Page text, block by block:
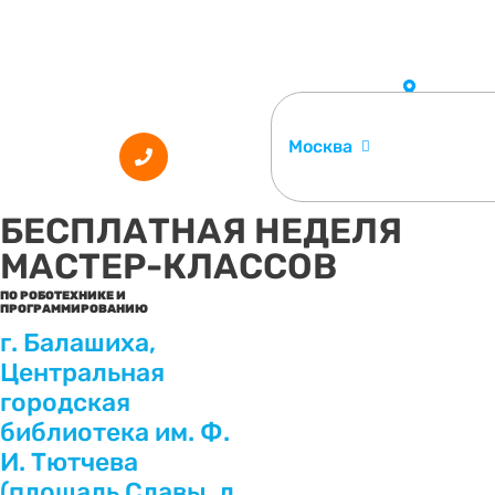
Москва
БЕСПЛАТНАЯ НЕДЕЛЯ
МАСТЕР-КЛАССОВ
ПО РОБОТЕХНИКЕ И
ПРОГРАММИРОВАНИЮ
г. Балашиха,
Центральная
городская
библиотека им. Ф.
И. Тютчева